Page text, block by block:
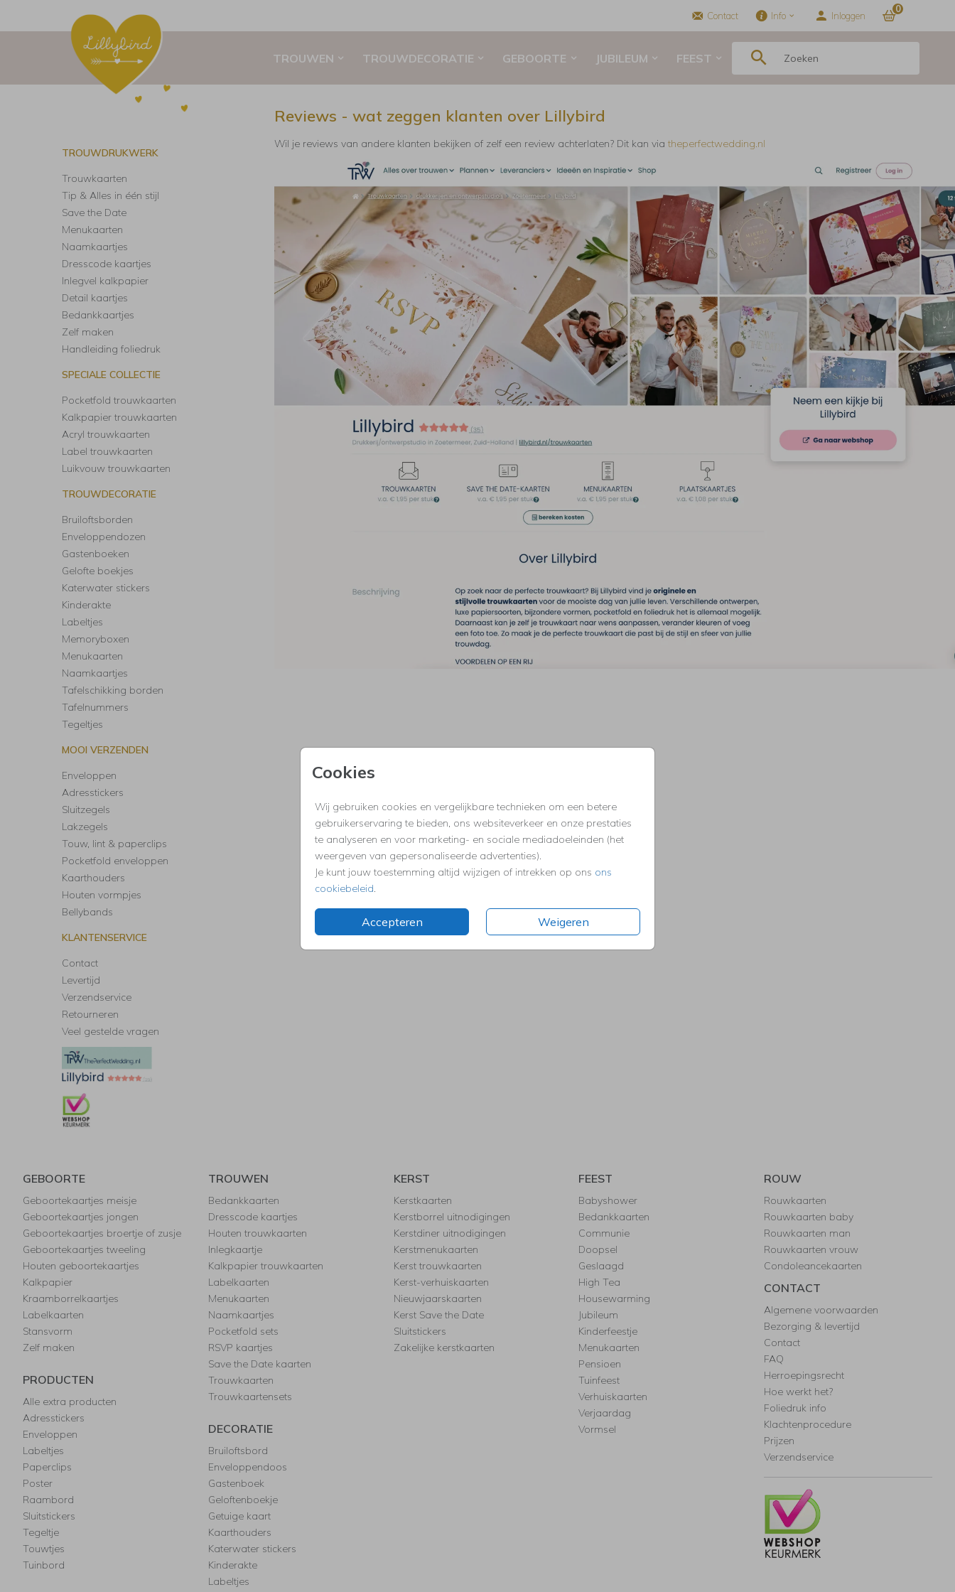
Contact Info Inloggen
0
TROUWEN TROUWDECORATIE GEBOORTE JUBILEUM FEEST
Cookies
Wij gebruiken cookies en vergelijkbare technieken om een betere
gebruikerservaring te bieden, ons websiteverkeer en onze prestaties
te analyseren en voor marketing- en sociale mediadoeleinden (het
weergeven van gepersonaliseerde advertenties).
Je kunt jouw toestemming altijd wijzigen of intrekken op ons ons
cookiebeleid
Accepteren Weigeren
TROUWDRUKWERK
Trouwkaarten
Tip & Alles in één stijl
Save the Date
Menukaarten
Naamkaartjes
Dresscode kaartjes
Inlegvel kalkpapier
Detail kaartjes
Bedankkaartjes
Zelf maken
Handleiding foliedruk
SPECIALE COLLECTIE
Pocketfold trouwkaarten
Kalkpapier trouwkaarten
Acryl trouwkaarten
Label trouwkaarten
Luikvouw trouwkaarten
TROUWDECORATIE
Bruiloftsborden
Enveloppendozen
Gastenboeken
Gelofte boekjes
Katerwater stickers
Kinderakte
Labeltjes
Memoryboxen
Menukaarten
Naamkaartjes
Tafelschikking borden
Tafelnummers
Tegeltjes
MOOI VERZENDEN
Enveloppen
Adresstickers
Sluitzegels
Lakzegels
Touw, lint & paperclips
Pocketfold enveloppen
Kaarthouders
Houten vormpjes
Bellybands
KLANTENSERVICE
Contact
Levertijd
Verzendservice
Retourneren
Veel gestelde vragen
Reviews - wat zeggen klanten over Lillybird
Wil je reviews van andere klanten bekijken of zelf een review achterlaten? Dit kan viatheperfectwedding.nl
GEBOORTE
Geboortekaartjes meisje
Geboortekaartjes jongen
Geboortekaartjes broertje of zusje
Geboortekaartjes tweeling
Houten geboortekaartjes
Kalkpapier
Kraamborrelkaartjes
Labelkaarten
Stansvorm
Zelf maken
PRODUCTEN
Alle extra producten
Adresstickers
Enveloppen
Labeltjes
Paperclips
Poster
Raambord
Sluitstickers
Tegeltje
Touwtjes
Tuinbord
TROUWEN
Bedankkaarten
Dresscode kaartjes
Houten trouwkaarten
Inlegkaartje
Kalkpapier trouwkaarten
Labelkaarten
Menukaarten
Naamkaartjes
Pocketfold sets
RSVP kaartjes
Save the Date kaarten
Trouwkaarten
Trouwkaartensets
DECORATIE
Bruiloftsbord
Enveloppendoos
Gastenboek
Geloftenboekje
Getuige kaart
Kaarthouders
Katerwater stickers
Kinderakte
Labeltjes
KERST
Kerstkaarten
Kerstborrel uitnodigingen
Kerstdiner uitnodigingen
Kerstmenukaarten
Kerst trouwkaarten
Kerst-verhuiskaarten
Nieuwjaarskaarten
Kerst Save the Date
Sluitstickers
Zakelijke kerstkaarten
FEEST
Babyshower
Bedankkaarten
Communie
Doopsel
Geslaagd
High Tea
Housewarming
Jubileum
Kinderfeestje
Menukaarten
Pensioen
Tuinfeest
Verhuiskaarten
Verjaardag
Vormsel
ROUW
Rouwkaarten
Rouwkaarten baby
Rouwkaarten man
Rouwkaarten vrouw
Condoleancekaarten
CONTACT
Algemene voorwaarden
Bezorging & levertijd
Contact
FAQ
Herroepingsrecht
Hoe werkt het?
Foliedruk info
Klachtenprocedure
Prijzen
Verzendservice